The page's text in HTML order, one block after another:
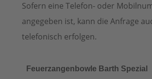
Sofern eine Telefon- oder
angegeben ist, kann die Anfrage
telefonisch erfolgen.
Feuerzangenbowle Barth Spezial